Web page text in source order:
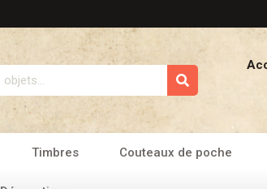
Timbres Couteaux de poche